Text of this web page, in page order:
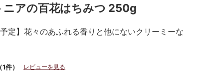
ニアの百花はちみつ 250g
予定】花々のあふれる香りと他にないクリーミーな
（1件） レビューを見る